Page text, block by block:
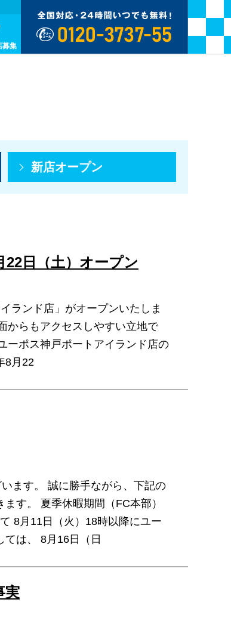
募集
新店オープン
日（土）オープン
ランド店」がオープンいたしま
からもアクセスしやすい立地で
ーポス神戸ポートアイランド店の
8月22
ます。 誠に勝手ながら、下記の
す。 夏季休暇期間（FC本部）
8月11日（火）18時以降にユー
は、 8月16日（日
実